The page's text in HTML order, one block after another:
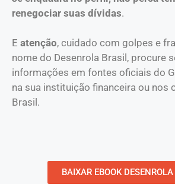
renegociar suas dívidas.
E atenção, cuidado com golpes e
nome do Desenrola Brasil, procure
informações em fontes oficiais do
na sua instituição financeira ou nos
Brasil.
BAIXAR EBOOK